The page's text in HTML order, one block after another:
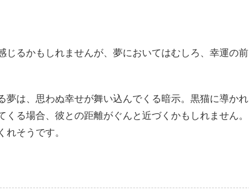
じるかもしれませんが、夢においてはむしろ、幸運の前
夢は、思わぬ幸せが舞い込んでくる暗示。黒猫に導かれ
る場合、彼との距離がぐんと近づくかもしれません。
そうです。